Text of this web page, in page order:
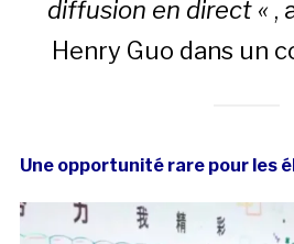
diffusion en direct « ,
Henry Guo dans un
Une opportunité rare pour les